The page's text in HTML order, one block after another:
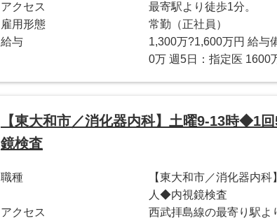
アクセス
最寄駅より徒歩1分。
雇用形態
常勤（正社員）
給与
1,300万?1,600万円 給与
0万 週5日：指定医 1600
【東大和市／消化器内科】土曜9-13時◆1
鏡検査
職種
【東大和市／消化器内
人◆内視鏡検査
アクセス
西武拝島線の最寄り駅よ